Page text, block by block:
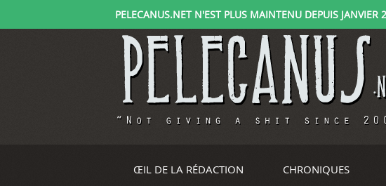
PELECANUS.NET N'EST PLUS MAINTENU DEPUIS
ŒIL DE LA RÉDACTION CHRONIQUES